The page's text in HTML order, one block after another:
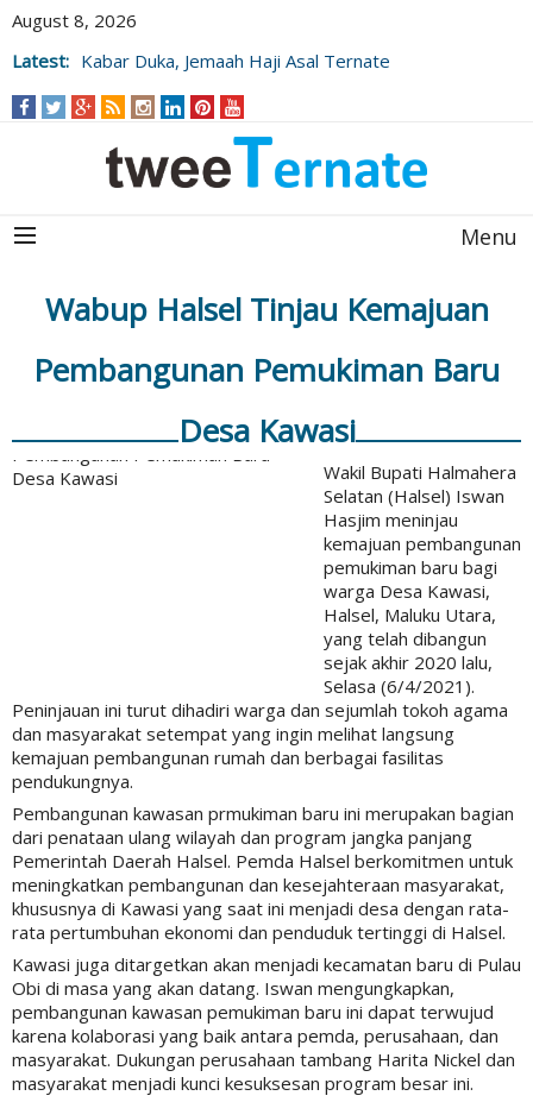
August 8, 2026
Latest: Kabar Duka, Jemaah Haji Asal Ternate
Menu
Wabup Halsel Tinjau Kemajuan
Pembangunan Pemukiman Baru
Desa Kawasi
Wakil Bupati Halmahera
Selatan (Halsel) Iswan
Hasjim meninjau
kemajuan pembangunan
pemukiman baru bagi
warga Desa Kawasi,
Halsel, Maluku Utara,
yang telah dibangun
sejak akhir 2020 lalu,
Selasa (6/4/2021).
Peninjauan ini turut dihadiri warga dan sejumlah tokoh agama
dan masyarakat setempat yang ingin melihat langsung
kemajuan pembangunan rumah dan berbagai fasilitas
pendukungnya.
Pembangunan kawasan prmukiman baru ini merupakan bagian
dari penataan ulang wilayah dan program jangka panjang
Pemerintah Daerah Halsel. Pemda Halsel berkomitmen untuk
meningkatkan pembangunan dan kesejahteraan masyarakat,
khususnya di Kawasi yang saat ini menjadi desa dengan rata-
rata pertumbuhan ekonomi dan penduduk tertinggi di Halsel.
Kawasi juga ditargetkan akan menjadi kecamatan baru di Pulau
Obi di masa yang akan datang. Iswan mengungkapkan,
pembangunan kawasan pemukiman baru ini dapat terwujud
karena kolaborasi yang baik antara pemda, perusahaan, dan
masyarakat. Dukungan perusahaan tambang Harita Nickel dan
masyarakat menjadi kunci kesuksesan program besar ini.